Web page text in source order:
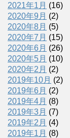
2021年1月 (16)
2020年9月 (2)
2020年8月 (5)
2020年7月 (15)
2020年6月 (26)
2020年5月 (10)
2020年2月 (2)
2019年10月 (2)
2019年6月 (2)
2019年4月 (8)
2019年3月 (7)
2019年2月 (4)
2019年1月 (8)